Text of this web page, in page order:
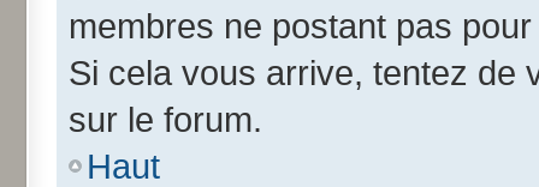
membres ne postant pas
Si cela vous arrive, tentez de
sur le forum.
Haut